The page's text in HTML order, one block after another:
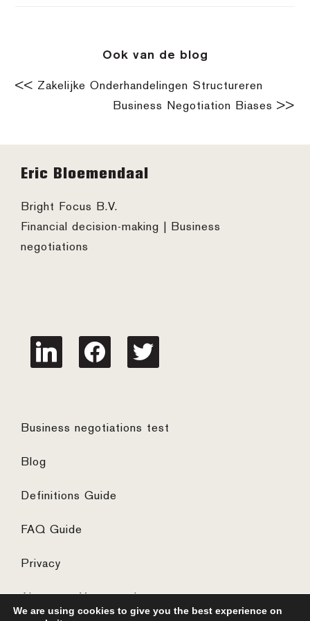
Ook van de blog
<< Zakelijke Onderhandelingen Structureren
Business Negotiation Biases >>
Eric Bloemendaal
Bright Focus B.V.
Financial decision-making | Business
negotiations
linkedin facebook twitter
Business negotiations test
Blog
Definitions Guide
FAQ Guide
Privacy
We are using cookies to give you the best experience on